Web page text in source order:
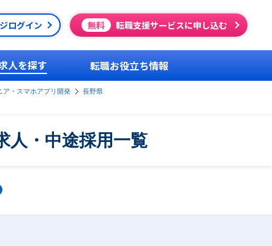
ログイン 無料 転職支援サービスに申し込む
人を探す 転職お役立ち情報
ア・スマホアプリ開発
長野県
人・中途採用一覧